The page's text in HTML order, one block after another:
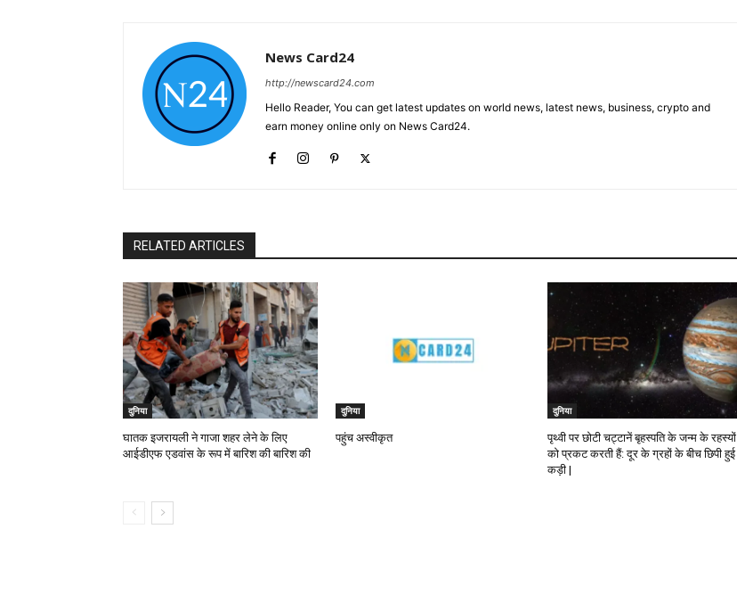
News Card24
http://newscard24.com
Hello Reader, You can get latest updates on world news, latest news, business, crypto and
earn money online only on News Card24.
RELATED ARTICLES
दुनिया
घातक इजरायली ने गाजा शहर लेने के लिए
आईडीएफ एडवांस के रूप में बारिश की बारिश की
दुनिया
पहुंच अस्वीकृत
दुनिया
पृथ्वी पर छोटी चट्टानें बृहस्पति के जन्म के रहस्यों
को प्रकट करती हैं: दूर के ग्रहों के बीच छिपी हुई
कड़ी |